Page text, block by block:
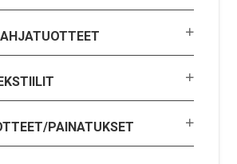
PAINATUKSET